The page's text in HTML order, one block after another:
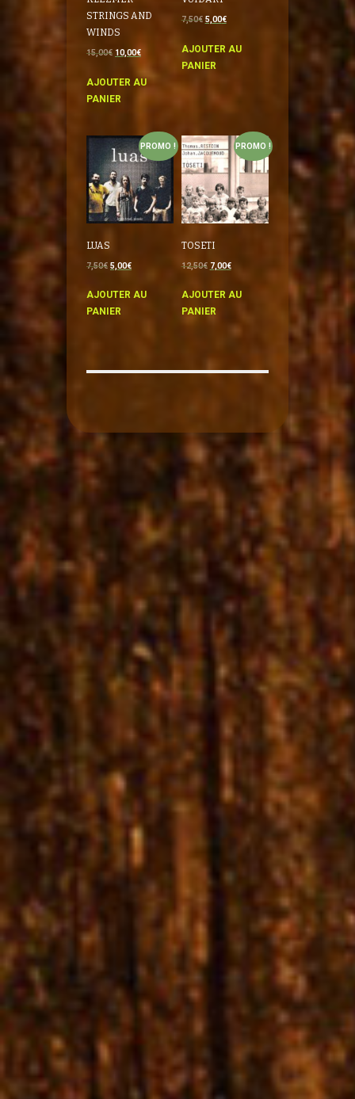
STRINGS AND
WINDS
15,00€ 10,00€
AJOUTER AU
PANIER
7,50€ 5,00€
AJOUTER AU
PANIER
PROMO !
LUAS
7,50€ 5,00€
AJOUTER AU
PANIER
PROMO !
TOSETI
12,50€ 7,00€
AJOUTER AU
PANIER